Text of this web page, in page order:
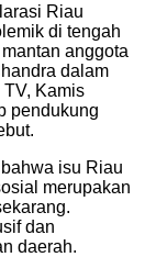
Riau
di tengah
anggota
dalam
Kamis
pendukung
isu Riau
merupakan
dan
daerah.